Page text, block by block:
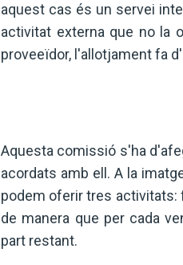
aquest cas és un servei
activitat externa que no la
proveeïdor, l'allotjament fa
Aquesta comissió s'ha
acordats amb ell. A la
podem oferir tres activitats:
de manera que per cada
part restant.